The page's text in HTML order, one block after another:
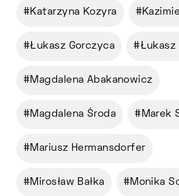
Katarzyna Kozyra
Łukasz Gorczyca Łukasz
Magdalena Abakanowicz
Magdalena Środa Marek
Mariusz Hermansdorfer
Mirosław Bałka Monika